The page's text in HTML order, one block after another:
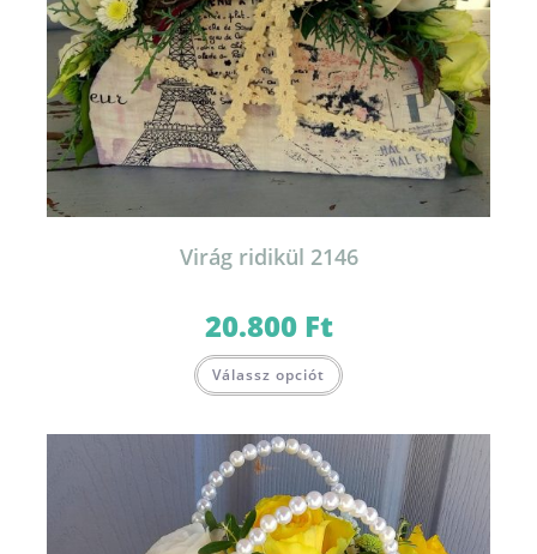
Virág ridikül 2146
20.800 Ft
Válassz opciót